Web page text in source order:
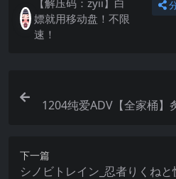
嫖就用移动盘！不限
速！
1204纯爱ADV【全家桶】
下一篇
シノビトレイン_忍者りくね